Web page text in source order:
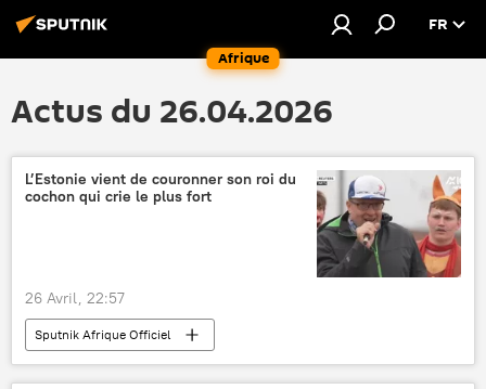
Afrique
FR
Actus du 26.04.2026
L’Estonie vient de couronner son roi du
cochon qui crie le plus fort
26 Avril, 22:57
Sputnik Afrique Officiel